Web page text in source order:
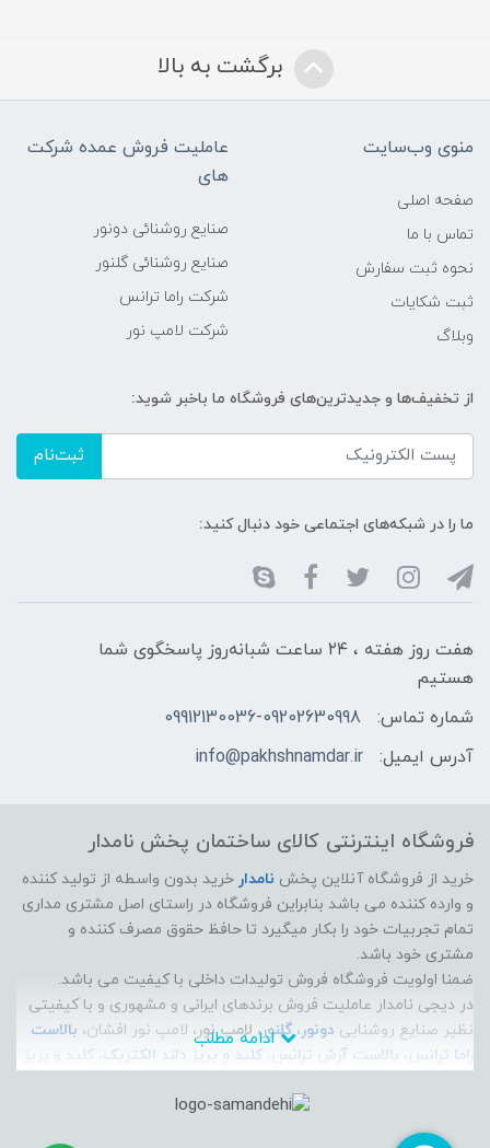
برگشت به بالا
منوی وب‌سایت
صفحه اصلی
تماس با ما
نحوه ثبت سفارش
ثبت شکایات
وبلاگ
عاملیت فروش عمده شرکت
های
صنایع روشنائی دونور
صنایع روشنائی گلنور
شرکت راما ترانس
شرکت لامپ نور
از تخفیف‌ها و جدیدترین‌های فروشگاه ما باخبر شوید:
ثبت‌نام
ما را در شبکه‌های اجتماعی خود دنبال کنید:
هفت روز هفته ، ۲۴ ساعت شبانه‌روز پاسخگوی شما
هستیم
شماره تماس:
09912130036-09202630998
آدرس ایمیل:
info@pakhshnamdar.ir
فروشگاه اینترنتی کالای ساختمان پخش نامدار
خرید از فروشگاه آنلاین پخش نامدار خرید بدون واسطه از تولید کننده
و وارده کننده می باشد بنابراین فروشگاه در راستای اصل مشتری مداری
تمام تجربیات خود را بکار میگیرد تا حافظ حقوق مصرف کننده و
مشتری خود باشد.
ضمنا اولویت فروشگاه فروش تولیدات داخلی با کیفیت می باشد.
در دیجی نامدار عاملیت فروش برندهای ایرانی و مشهوری و با کیفیتی
نظیر صنایع روشنایی دونور ،گلنور، لامپ نور ، لامپ نور افشان، بالاست
راما ترانس بالاست آرش ترانس کلید و پریز دلند الکتریک کلید و پریز
لوشان، سیم و کابل زرتافت کرمان، سیم و کابل پرتو الکتریک، سیم و
کابل مازندران،
ادامه مطلب